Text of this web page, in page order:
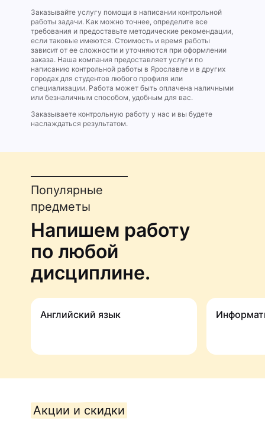
Заказывайте услугу помощи в написании контрольной
работы задачи. Как можно точнее, определите все
требования и предоставьте методические рекомендации,
если таковые имеются. Стоимость и время работы
зависит от ее сложности и уточняются при оформлении
заказа. Наша компания предоставляет услуги по
написанию контрольной работы в Ярославле и в других
городах для студентов любого профиля или
специализации. Работа может быть оплачена наличными
или безналичным способом, удобным для вас.
Заказываете контрольную работу у нас и вы будете
наслаждаться результатом.
Популярные
предметы
Напишем работу
по любой
дисциплине.
Английский язык
Акции и скидки